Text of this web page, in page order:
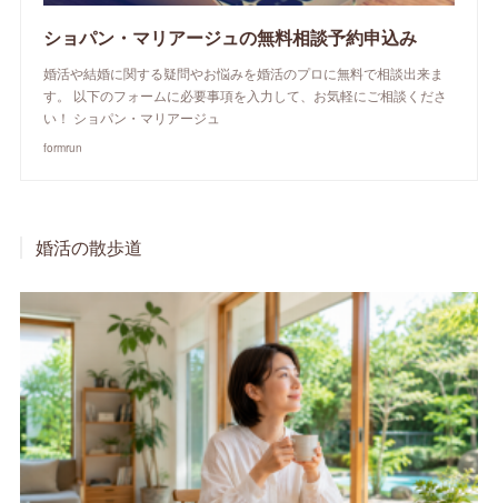
ショパン・マリアージュの無料相談予約申込み
婚活や結婚に関する疑問やお悩みを婚活のプロに無料で相談出来ま
す。 以下のフォームに必要事項を入力して、お気軽にご相談くださ
い！ ショパン・マリアージュ
formrun
婚活の散歩道